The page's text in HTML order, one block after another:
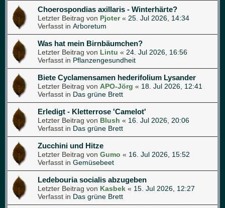
Choerospondias axillaris - Winterhärte?
Letzter Beitrag von Pjoter« 25. Jul 2026, 14:34
Verfasst in Arboretum
Was hat mein Birnbäumchen?
Letzter Beitrag von Lintu « 24. Jul 2026, 16:56
Verfasst in Pflanzengesundheit
Biete Cyclamensamen hederifolium Lysander
Letzter Beitrag von APO-Jörg « 18. Jul 2026, 12:41
Verfasst in Das grüne Brett
Erledigt - Kletterrose 'Camelot'
Letzter Beitrag von Blush « 16. Jul 2026, 20:06
Verfasst in Das grüne Brett
Zucchini und Hitze
Letzter Beitrag von Gumo « 16. Jul 2026, 15:52
Verfasst in Gemüsebeet
Ledebouria socialis abzugeben
Letzter Beitrag von Kasbek « 15. Jul 2026, 12:27
Verfasst in Das grüne Brett